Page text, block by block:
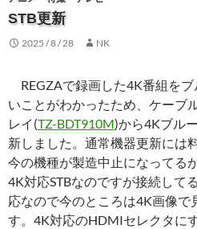
STB更新
2025 / 8 / 28 NK
REGZAで録画した4K番組を
いことがわかったため、ケーブ
レイ(TZ-BDT910M)から4Kブル
新しました。通常機器更新には
今の機種が製造中止になってる
4K対応STBなのですが接続して
応なので今のところは4K画像で
す。4K対応のHDMIセレクタに